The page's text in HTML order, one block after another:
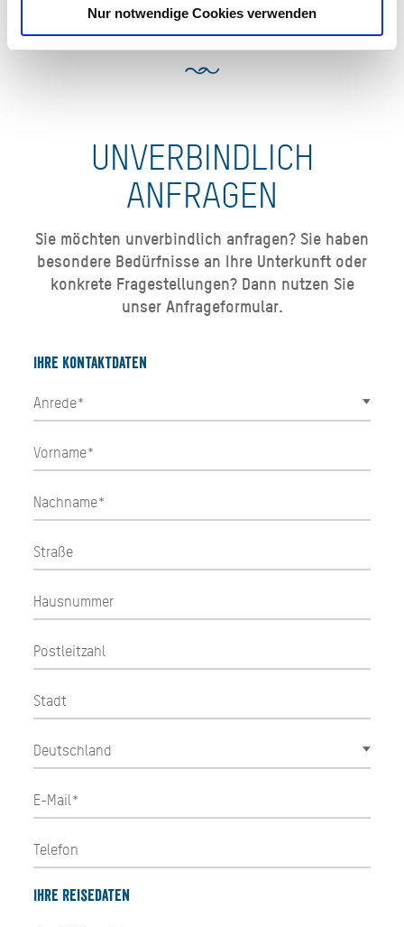
Nur notwendige Cookies verwenden
UNVERBINDLICH
ANFRAGEN
Sie möchten unverbindlich anfragen? Sie haben
besondere Bedürfnisse an Ihre Unterkunft oder
konkrete Fragestellungen? Dann nutzen Sie
unser Anfrageformular.
Ihre Kontaktdaten
Ihre Reisedaten